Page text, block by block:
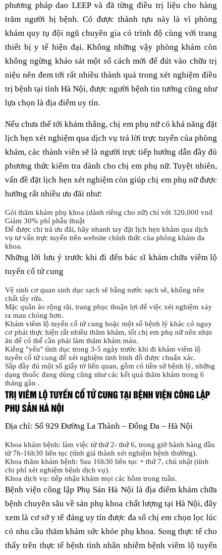
phương pháp dao LEEP và đã từng điều trị liệu cho hàng
trăm người bị bệnh. Có được thành tựu này là vì phòng
khám quy tụ đội ngũ chuyên gia có trình độ cùng với trang
thiết bị y tế hiện đại. Không những vậy phòng khám còn
không ngừng khảo sát một số cách mới để đút vào chữa trị
niệu nên đem tới rất nhiều thành quả trong xét nghiệm điều
trị bệnh tại tỉnh Hà Nội, được người bệnh tin tưởng cũng như
lựa chọn là địa điểm uy tín.
Nếu chưa thể tới khám thẳng, chị em phụ nữ có khả năng đặt
lịch hẹn xét nghiệm qua dịch vụ trả lời trực tuyến của phòng
khám, các thành viên sẽ là người trực tiếp hướng dẫn đầy đủ
phương thức kiểm tra dành cho chị em phụ nữ. Tuyệt nhiên,
vấn đề đặt lịch hẹn xét nghiệm còn giúp chị em phụ nữ được
hưởng rất nhiều ưu đãi như:
Gói thăm khám phụ khoa (dành riêng cho nữ) chỉ với 320,000 vnđ
Giảm 30% phí phẫu thuật
Để được chi trả ưu đãi, hãy nhanh tay đặt lịch hẹn khám qua dịch
vụ tư vấn trực tuyến trên website chính thức của phòng khám đa
khoa.
Những lời lưu ý trước khi đi đến bác sĩ khám chữa viêm lộ
tuyến cổ tử cung
Vệ sinh cơ quan sinh dục sạch sẽ bằng nước sạch sẽ, không nên
chất tẩy rửa.
Mặc quần áo rộng rãi, trang phục thuận lợi để việc xét nghiệm xảy
ra mau chóng hơn.
Khám viêm lộ tuyến cổ tử cung hoặc một số bệnh lý khác có nguy
cơ phải thực hiện rất nhiều thăm khám, tốt chị em phụ nữ nên nhịn
ăn để có thể cần phải làm thăm khám máu.
Kiêng "yêu" tình dục trong 3-5 ngày trước khi đi khám viêm lộ
tuyến cổ tử cung để xét nghiệm tinh binh đồ được chuẩn xác.
Sắp đầy đủ một số giấy tờ liên quan, gồm có tiền sử bệnh lý, những
dạng thuốc đang dùng cũng như các kết quả thăm khám trong 6
tháng gần .
TRỊ VIÊM LỘ TUYẾN CỔ TỬ CUNG TẠI BỆNH VIỆN CÔNG LẬP
PHỤ SẢN HÀ NỘI
Địa chỉ: Số 929 Đường La Thành – Đống Đa – Hà Nội
Khoa khám bệnh: làm việc từ thứ 2- thứ 6, trong giờ hành hàng đầu
từ 7h-16h30 liên tục (tính giá thành xét nghiệm bệnh thường).
Khoa thăm khám bệnh: Sau 16h30 liên tục + thứ 7, chủ nhật (tính
chi phí xét nghiệm bệnh dịch vụ).
Khoa dịch vụ: tiếp nhận khám mọi các hôm trong tuần.
Bệnh viện công lập Phụ Sản Hà Nội là địa điểm khám chữa
bệnh chuyên sâu về sản phụ khoa chất lượng tại Hà Nội, đây
xem là cơ sở y tế đáng uy tín được đa số chị em chọn lọc lúc
có nhu cầu thăm khám sức khỏe phụ khoa. Song thực tế cho
thấy trên thực tế bệnh tình nhân nhiễm bệnh viêm lộ tuyến